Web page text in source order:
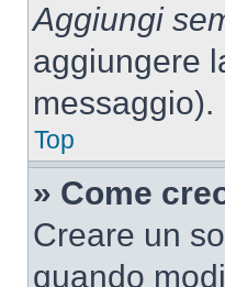
Aggiungi
aggiungere
messaggio).
Top
» Come
Creare un
quando